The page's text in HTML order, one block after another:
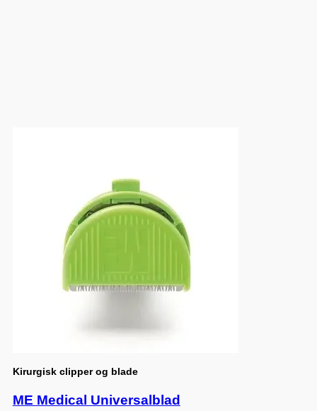
Kirurgisk clipper og blade
ME Medical Universalblad